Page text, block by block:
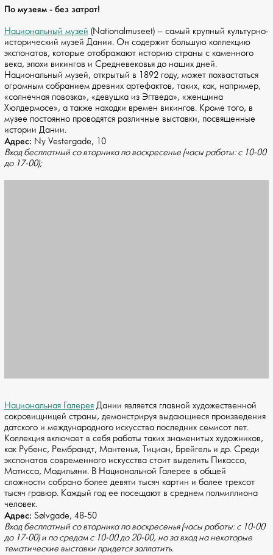
По музеям - без затрат!
Национальный музей (Nationalmuseet) – самый крупный культурно-
исторический музей Дании. Он содержит большую коллекцию
экспонатов, которые отображают историю страны с каменного
века, эпохи викингов и Средневековья до наших дней.
Национальный музей, открытый в 1892 году, может похвастаться
огромным собранием древних артефактов, таких, как, например,
«солнечная повозка», «девушка из Эгтведа», «женщина
Хюлдермосе», а также находки времен викингов. Кроме того, в
музее постоянно проводятся различные выставки, посвященные
истории Дании.
Адрес: Ny Vestergade, 10
Вход бесплатный со вторника по воскресенье (часы работы: с 10-00
до 17-00);
Национальная Галерея Дании является главной художественной
сокровищницей страны, демонстрируя выдающиеся произведения
датского и международного искусства последних семисот лет.
Коллекция включает в себя работы таких знаменитых художников,
как Рубенс, Рембрандт, Мантенья, Тициан, Брейгель и др. Среди
экспонатов современного искусства стоит выделить Пикассо,
Матисса, Модильяни. В Национальной Галерее в общей
сложности собрано более девяти тысяч картин и более трехсот
тысяч гравюр. Каждый год ее посещают в среднем полмиллиона
человек.
Адрес: Sølvgade, 48-50
Вход бесплатный со вторника по воскресенья (часы работы: с 10-00
до 17-00) и по средам с 10-00 до 20-00, но за вход на некоторые
тематические выставки придется заплатить.